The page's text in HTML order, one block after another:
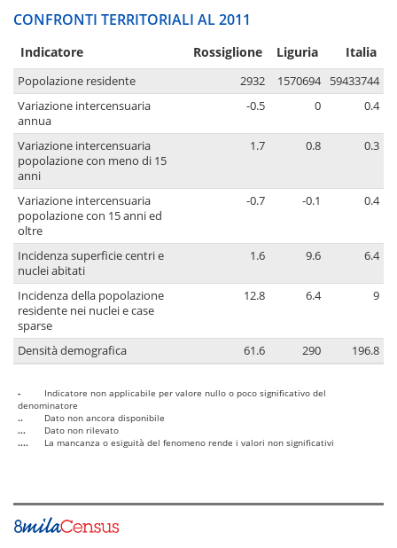
CONFRONTI TERRITORIALI AL 2011
Indicatore Rossiglione Liguria Italia
Popolazione residente 2932 1570694
59433744
Variazione intercensuaria
annua
-0.5 0 0.4
Variazione intercensuaria
popolazione con meno di 15
anni
1.7 0.8 0.3
Variazione intercensuaria
popolazione con 15 anni ed
oltre
-0.7 -0.1 0.4
Incidenza superficie centri e
nuclei abitati
1.6 9.6 6.4
Incidenza della popolazione
residente nei nuclei e case
sparse
12.8 6.4 9
Densità demografica 61.6 290 196.8
-
Indicatore non applicabile per valore nullo o poco significativo del
denominatore
..
Dato non ancora disponibile
...
Dato non rilevato
....
La mancanza o esiguità del fenomeno rende i valori non significativi